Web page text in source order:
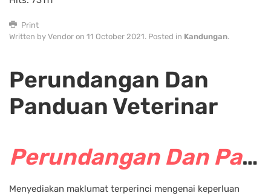
Print
Written by Vendor on 11 October 2021. Posted in Kandungan.
Perundangan Dan
Panduan Veterinar
Perundangan Dan Panduan Veterinar
Menyediakan maklumat terperinci mengenai keperluan